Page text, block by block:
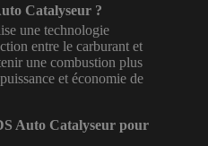
Catalyseur ?
une technologie
entre le carburant et
une combustion plus
et économie de
Auto Catalyseur pour